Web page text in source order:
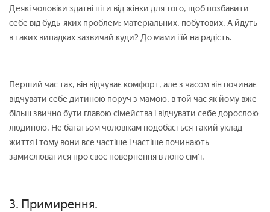
Деякі чоловіки здатні піти від жінки для того, щоб позбавити
себе від будь-яких проблем: матеріальних, побутових. А йдуть
в таких випадках зазвичай куди? До мами і їй на радість.
Перший час так, він відчуває комфорт, але з часом він починає
відчувати себе дитиною поруч з мамою, в той час як йому вже
більш звично бути главою сімейства і відчувати себе дорослою
людиною. Не багатьом чоловікам подобається такий уклад
життя і тому вони все частіше і частіше починають
замислюватися про своє повернення в лоно сім'ї.
3. Примирення.